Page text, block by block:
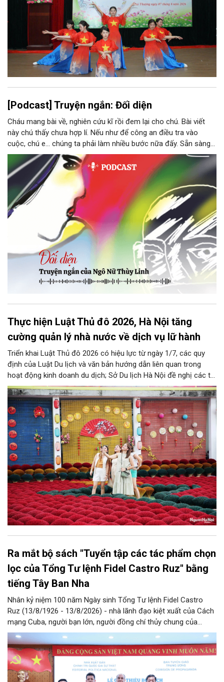
[Podcast] Truyện ngắn: Đối diện
Cháu mang bài về, nghiên cứu kĩ rồi đem lại cho chú. Bài viết
này chú thấy chưa hợp lí. Nếu như để công an điều tra vào
cuộc, chú e… chúng ta phải làm nhiều bước nữa đấy. Sẵn sàng
thì tiếp tục nhé! Chú Minh cầm tập bài viết đưa lại cho Thy. Cô
ngại ngùng đỡ lấy. Đây là lần thứ ba, loạt bài phóng sự của mình
bị Tổng biên tập kêu lên để trả lại...
Thực hiện Luật Thủ đô 2026, Hà Nội tăng
cường quản lý nhà nước về dịch vụ lữ hành
Triển khai Luật Thủ đô 2026 có hiệu lực từ ngày 1/7, các quy
định của Luật Du lịch và văn bản hướng dẫn liên quan trong
hoạt động kinh doanh du dịch; Sở Du lịch Hà Nội đề nghị các tổ
chức, đơn vị, doanh nghiệp kinh doanh dịch vụ lữ hành trên địa
bàn thành phố thực hiện một số nội dung quan trọng. Qua đó
góp phần thực hiện thắng lợi các mục tiêu phát triển du lịch Hà
Nội năm 2026 và giai đoạn tiếp theo.
Ra mắt bộ sách "Tuyển tập các tác phẩm chọn
lọc của Tổng Tư lệnh Fidel Castro Ruz" bằng
tiếng Tây Ban Nha
Nhân kỷ niệm 100 năm Ngày sinh Tổng Tư lệnh Fidel Castro
Ruz (13/8/1926 - 13/8/2026) - nhà lãnh đạo kiệt xuất của Cách
mạng Cuba, người bạn lớn, người đồng chí thủy chung của
Đảng, Nhà nước và nhân dân Việt Nam, chiều 5/8, tại Hà Nội,
Nhà xuất bản Chính trị quốc gia Sự thật phối hợp với Ban Tuyên
giáo Trung ương tổ chức Lễ giới thiệu bộ sách “Tuyển tập các
tác phẩm chọn lọc của Tổng Tư lệnh Fidel Castro Ruz” gồm 24
tập bằng tiếng Tây Ban Nha.